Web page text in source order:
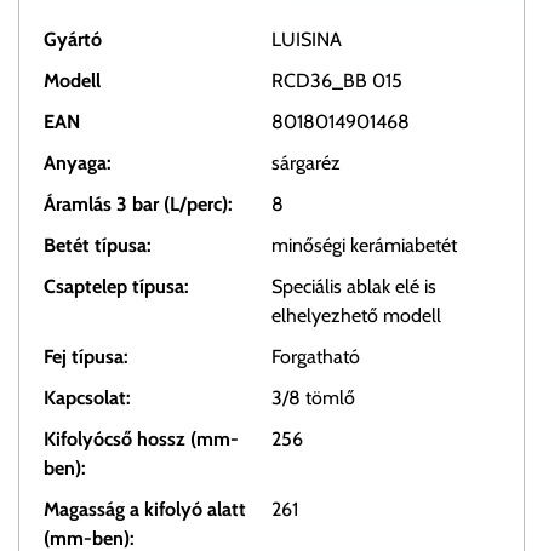
Gyártó
LUISINA
Modell
RCD36_BB 015
EAN
8018014901468
Anyaga:
sárgaréz
Áramlás 3 bar (L/perc):
8
Betét típusa:
minőségi kerámiabetét
Csaptelep típusa:
Speciális ablak elé is
elhelyezhető modell
Fej típusa:
Forgatható
Kapcsolat:
3/8 tömlő
Kifolyócső hossz (mm-
ben):
256
Magasság a kifolyó alatt
(mm-ben):
261